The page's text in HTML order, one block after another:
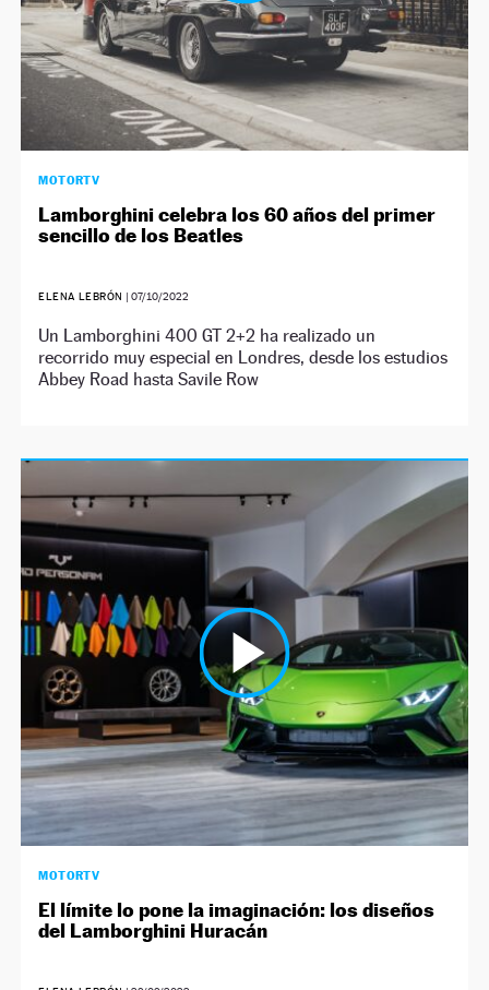
MOTORTV
Lamborghini celebra los 60 años del primer
sencillo de los Beatles
ELENA LEBRÓN |07/10/2022
Un Lamborghini 400 GT 2+2 ha realizado un
recorrido muy especial en Londres, desde los estudios
Abbey Road hasta Savile Row
MOTORTV
El límite lo pone la imaginación: los diseños
del Lamborghini Huracán